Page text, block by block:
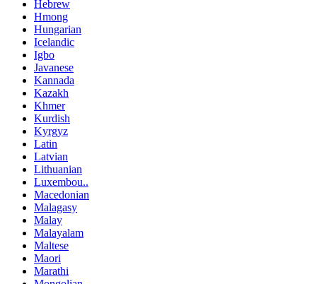
Hebrew
Hmong
Hungarian
Icelandic
Igbo
Javanese
Kannada
Kazakh
Khmer
Kurdish
Kyrgyz
Latin
Latvian
Lithuanian
Luxembou..
Macedonian
Malagasy
Malay
Malayalam
Maltese
Maori
Marathi